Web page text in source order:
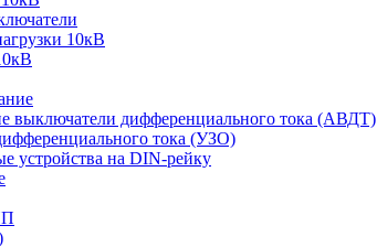
10кВ
выключатели дифференциального тока (АВДТ)
тока (УЗО)
устройства на DIN-рейку